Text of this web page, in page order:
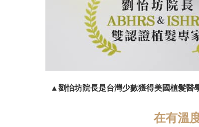
▲劉怡坊院長是台灣少數獲得美國植髮醫
在有溫